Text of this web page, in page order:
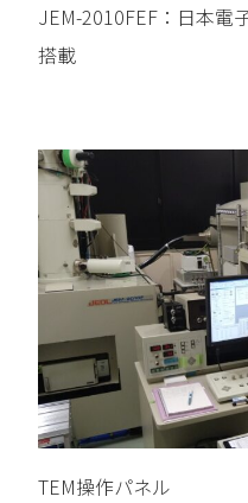
JEM-2010FEF：日本電
搭載
TEM操作パネル